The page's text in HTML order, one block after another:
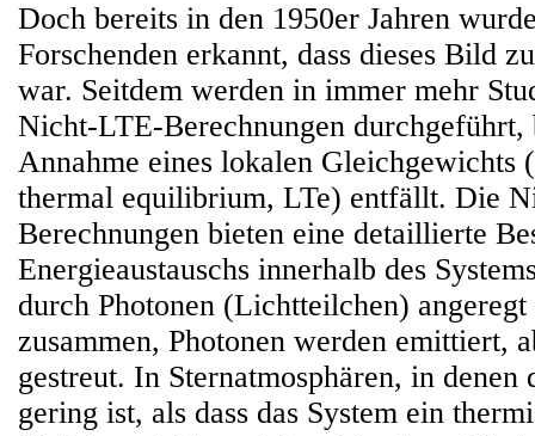
Doch bereits in den 1950er Jahren
Forschenden erkannt, dass dieses Bild
war. Seitdem werden in immer mehr
Nicht-LTE-Berechnungen durchgeführt,
Annahme eines lokalen Gleichgewichts
thermal equilibrium, LTe) entfällt. Die
Berechnungen bieten eine detaillierte
Energieaustauschs innerhalb des
durch Photonen (Lichtteilchen) angeregt
zusammen, Photonen werden emittiert,
gestreut. In Sternatmosphären, in
gering ist, als dass das System ein